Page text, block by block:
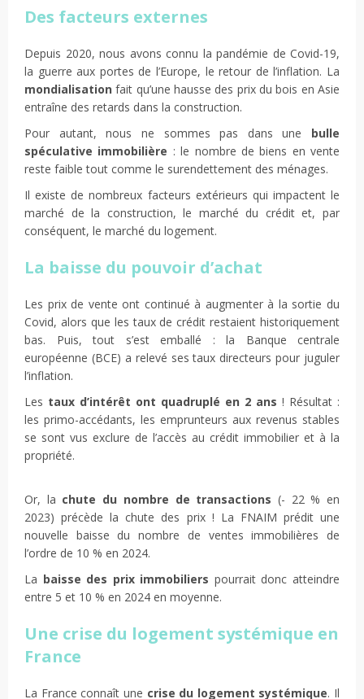
Des facteurs externes
Depuis 2020, nous avons connu la pandémie de Covid-19,
la guerre aux portes de l’Europe, le retour de l’inflation. La
mondialisation fait qu’une hausse des prix du bois en Asie
entraîne des retards dans la construction.
Pour autant, nous ne sommes pas dans une bulle
spéculative immobilière : le nombre de biens en vente
reste faible tout comme le surendettement des ménages.
Il existe de nombreux facteurs extérieurs qui impactent le
marché de la construction, le marché du crédit et, par
conséquent, le marché du logement.
La baisse du pouvoir d’achat
Les prix de vente ont continué à augmenter à la sortie du
Covid, alors que les taux de crédit restaient historiquement
bas. Puis, tout s’est emballé : la Banque centrale
européenne (BCE) a relevé ses taux directeurs pour juguler
l’inflation.
Les taux d’intérêt ont quadruplé en 2 ans ! Résultat :
les primo-accédants, les emprunteurs aux revenus stables
se sont vus exclure de l’accès au crédit immobilier et à la
propriété.
Or, la chute du nombre de transactions (- 22 % en
2023) précède la chute des prix ! La FNAIM prédit une
nouvelle baisse du nombre de ventes immobilières de
l’ordre de 10 % en 2024.
La baisse des prix immobiliers pourrait donc atteindre
entre 5 et 10 % en 2024 en moyenne.
Une crise du logement systémique en
France
La France connaît une crise du logement systémique. Il